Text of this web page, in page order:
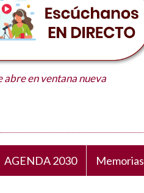
abre en ventana nueva
AGENDA 2030 Memorias